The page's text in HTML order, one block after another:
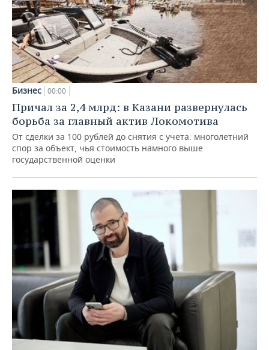
Бизнес 00:00
Причал за 2,4 млрд: в Казани развернулась
борьба за главный актив Локомотива
От сделки за 100 рублей до снятия с учета: многолетний
спор за объект, чья стоимость намного выше
государственной оценки